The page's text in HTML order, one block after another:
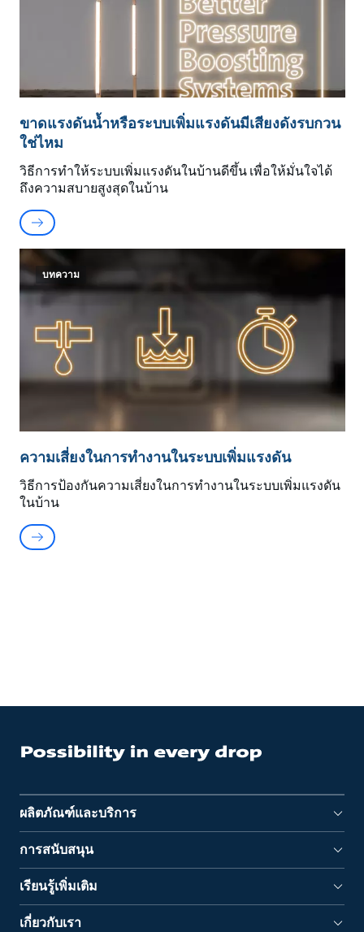
ขาดแรงดันน้ำหรือระบบเพิ่มแรงดันมีเสียงดังรบกวน
ใช่ไหม
วิธีการทำให้ระบบเพิ่มแรงดันในบ้านดีขึ้น เพื่อให้มั่นใจได้
ถึงความสบายสูงสุดในบ้าน
บทความ
ความเสี่ยงในการทำงานในระบบเพิ่มแรงดัน
วิธีการป้องกันความเสี่ยงในการทำงานในระบบเพิ่มแรงดัน
ในบ้าน
ผลิตภัณฑ์และบริการ
การสนับสนุน
เรียนรู้เพิ่มเติม
เกี่ยวกับเรา